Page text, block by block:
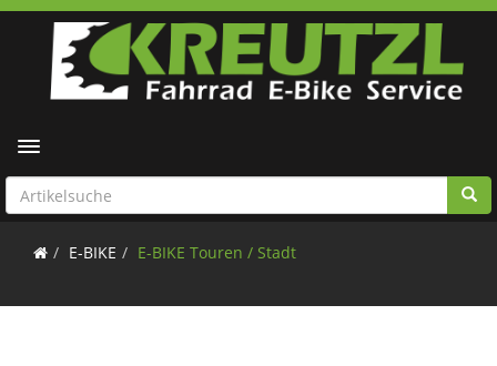
Toggle navigation
E-BIKE E-BIKE Touren / Stadt